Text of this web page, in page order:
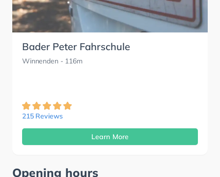
Bader Peter Fahrschule
Winnenden - 116m
215 Reviews
Learn More
Opening hours